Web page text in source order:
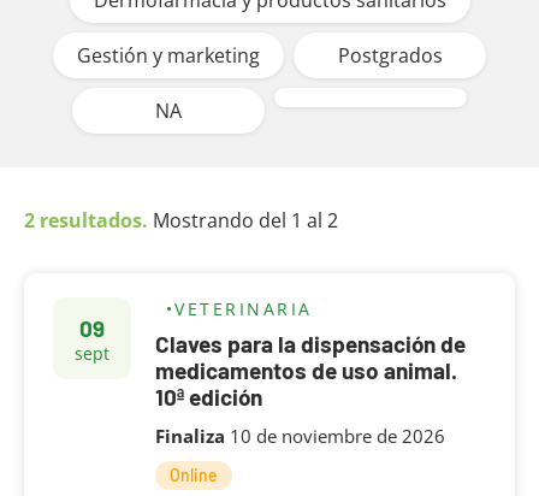
Gestión y marketing Postgrados
NA
2 resultados. Mostrando del 1 al 2
09
sept
VETERINARIA
Claves para la dispensación de
medicamentos de uso animal.
10ª edición
Finaliza 10 de noviembre de 2026
Online